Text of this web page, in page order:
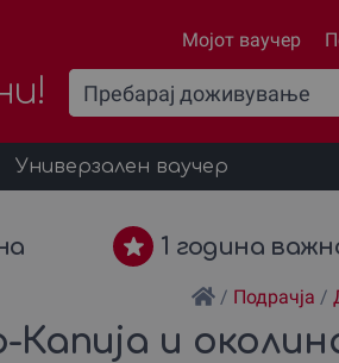
Мојот ваучер
Универзален ваучер
1 година
/ Подрачја /
Капиjа и